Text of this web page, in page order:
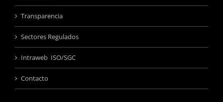
Transparencia
Sectores Regulados
Intraweb ISO/SGC
Contacto